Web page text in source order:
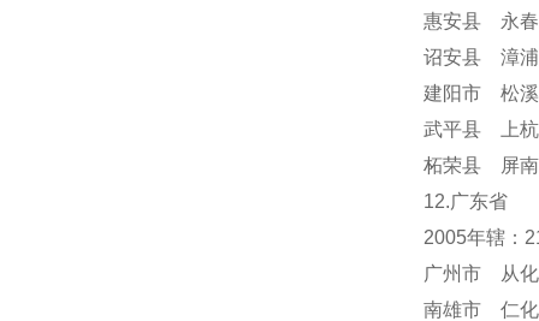
惠安县 永
诏安县 漳
建阳市 松
武平县 上
柘荣县 屏
12.广东省
2005年辖：
广州市 从
南雄市 仁